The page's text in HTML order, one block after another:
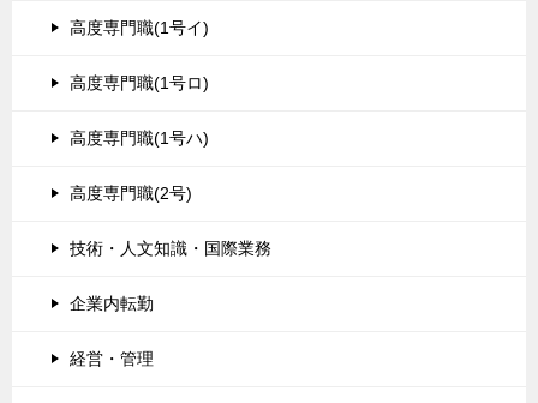
高度専門職(1号イ)
高度専門職(1号ロ)
高度専門職(1号ハ)
高度専門職(2号)
技術・人文知識・国際業務
企業内転勤
経営・管理